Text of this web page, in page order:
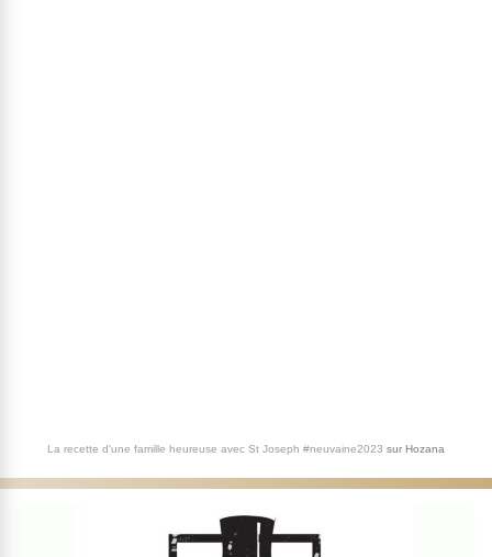
La recette d'une famille heureuse avec St Joseph #neuvaine2023 sur Hozana